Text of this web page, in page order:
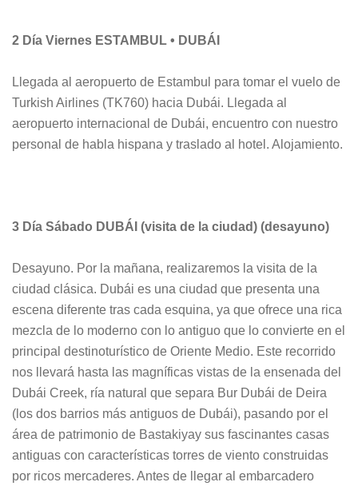
2 Día Viernes ESTAMBUL • DUBÁI
Llegada al aeropuerto de Estambul para tomar el vuelo de
Turkish Airlines (TK760) hacia Dubái. Llegada al
aeropuerto internacional de Dubái, encuentro con nuestro
personal de habla hispana y traslado al hotel. Alojamiento.
3 Día Sábado DUBÁI (visita de la ciudad) (desayuno)
Desayuno. Por la mañana, realizaremos la visita de la
ciudad clásica. Dubái es una ciudad que presenta una
escena diferente tras cada esquina, ya que ofrece una rica
mezcla de lo moderno con lo antiguo que lo convierte en el
principal destinoturístico de Oriente Medio. Este recorrido
nos llevará hasta las magníficas vistas de la ensenada del
Dubái Creek, ría natural que separa Bur Dubái de Deira
(los dos barrios más antiguos de Dubái), pasando por el
área de patrimonio de Bastakiyay sus fascinantes casas
antiguas con características torres de viento construidas
por ricos mercaderes. Antes de llegar al embarcadero